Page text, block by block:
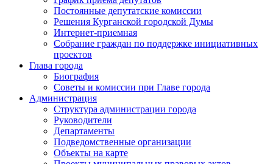
Постоянные депутатские комиссии
Решения Курганской городской Думы
Интернет-приемная
Собрание граждан по поддержке инициативных
проектов
Глава города
Биография
Советы и комиссии при Главе города
Администрация
Структура администрации города
Руководители
Департаменты
Подведомственные организации
Объекты на карте